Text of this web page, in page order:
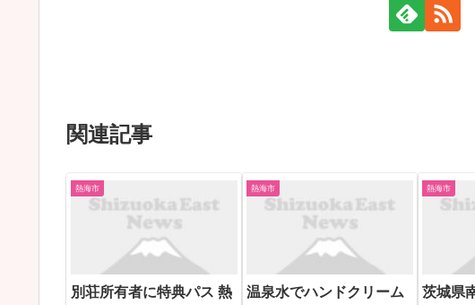
関連記事
熱海市
別荘所有者に特典パス 熱
熱海市
温泉水でハンドクリーム
熱海市
茨城県